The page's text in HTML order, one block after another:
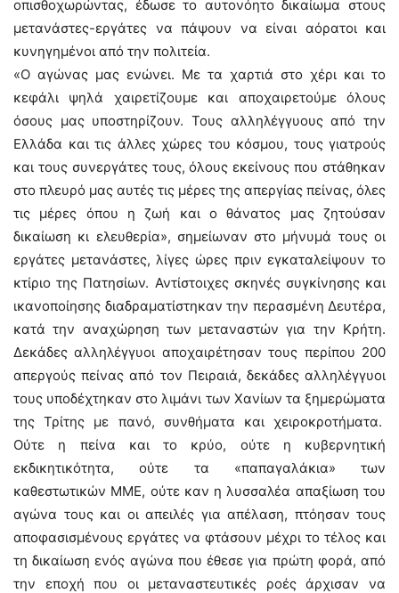
οπισθοχωρώντας, έδωσε το αυτονόητο δικαίωμα στους
μετανάστες-εργάτες να πάψουν να είναι αόρατοι και
κυνηγημένοι από την πολιτεία.
«Ο αγώνας μας ενώνει. Με τα χαρτιά στο χέρι και το
κεφάλι ψηλά χαιρετίζουμε και αποχαιρετούμε όλους
όσους μας υποστηρίζουν. Τους αλληλέγγυους από την
Ελλάδα και τις άλλες χώρες του κόσμου, τους γιατρούς
και τους συνεργάτες τους, όλους εκείνους που στάθηκαν
στο πλευρό μας αυτές τις μέρες της απεργίας πείνας, όλες
τις μέρες όπου η ζωή και ο θάνατος μας ζητούσαν
δικαίωση κι ελευθερία», σημείωναν στο μήνυμά τους οι
εργάτες μετανάστες, λίγες ώρες πριν εγκαταλείψουν το
κτίριο της Πατησίων. Αντίστοιχες σκηνές συγκίνησης και
ικανοποίησης διαδραματίστηκαν την περασμένη Δευτέρα,
κατά την αναχώρηση των μεταναστών για την Κρήτη.
Δεκάδες αλληλέγγυοι αποχαιρέτησαν τους περίπου 200
απεργούς πείνας από τον Πειραιά, δεκάδες αλληλέγγυοι
τους υποδέχτηκαν στο λιμάνι των Χανίων τα ξημερώματα
της Τρίτης με πανό, συνθήματα και χειροκροτήματα.
Ούτε η πείνα και το κρύο, ούτε η κυβερνητική
εκδικητικότητα, ούτε τα «παπαγαλάκια» των
καθεστωτικών ΜΜΕ, ούτε καν η λυσσαλέα απαξίωση του
αγώνα τους και οι απειλές για απέλαση, πτόησαν τους
αποφασισμένους εργάτες να φτάσουν μέχρι το τέλος και
τη δικαίωση ενός αγώνα που έθεσε για πρώτη φορά, από
την εποχή που οι μεταναστευτικές ροές άρχισαν να